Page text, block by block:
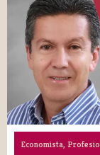
Economista,